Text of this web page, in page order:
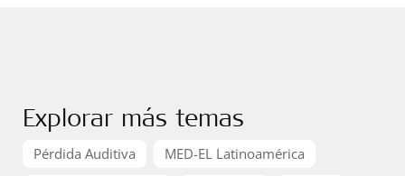
Explorar más temas
Pérdida Auditiva MED-EL Latinoamérica